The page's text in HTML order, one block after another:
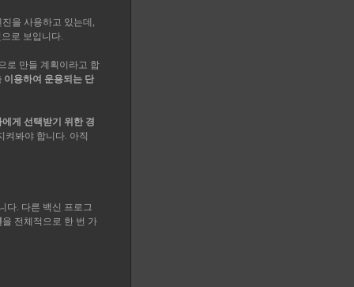
을 사용하고 있는데,
로 보입니다.
로 만들 계획이라고 합
이용하여 운용되는 단
게 선택받기 위한 경
켜봐야 합니다. 아직
다. 다른 백신 프로그
을 전체적으로 한 번 가